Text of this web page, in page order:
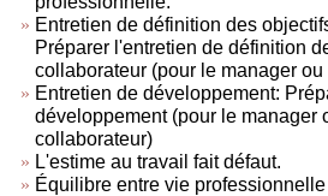
Entretien de définition des
Préparer l'entretien de définition
collaborateur (pour le manager
Entretien de développement:
développement (pour le manager
collaborateur)
L'estime au travail fait défaut.
Équilibre entre vie